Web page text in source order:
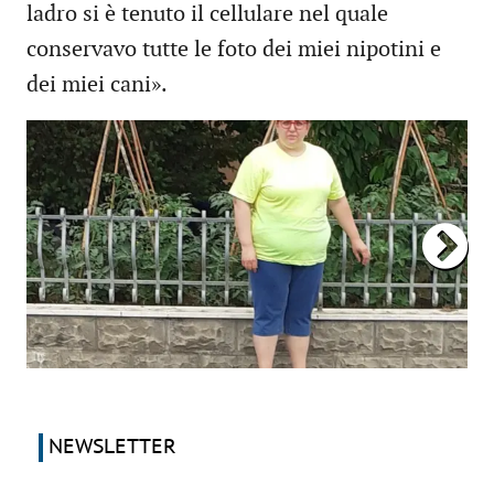
ladro si è tenuto il cellulare nel quale
conservavo tutte le foto dei miei nipotini e
dei miei cani».
NEWSLETTER